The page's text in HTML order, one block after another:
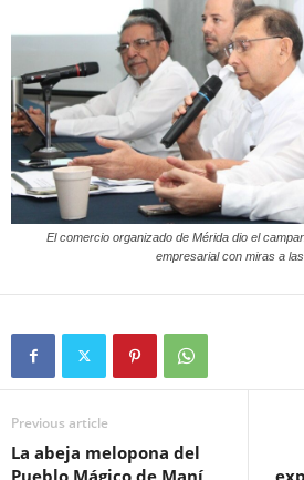
El comercio organizado de Mérida dio el
empresarial con miras a
Previous article
La abeja melopona del